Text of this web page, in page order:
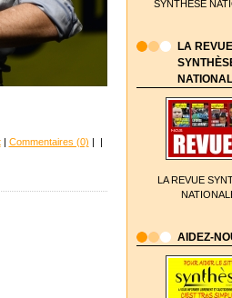
SYNTHÈSE
LA REVUE
LA REVUE
AIDEZ-
| Commentaires (0)